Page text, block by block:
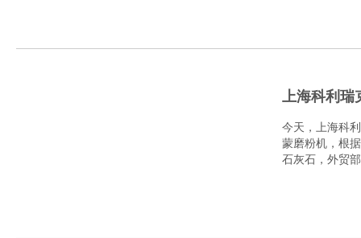
上海科利瑞
今天，上海科
蒙磨粉机，根
石灰石，外贸